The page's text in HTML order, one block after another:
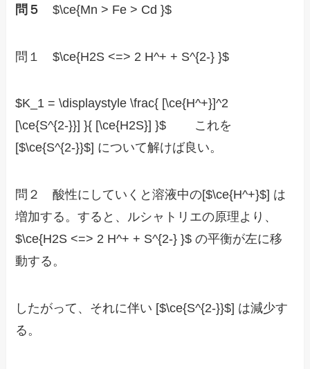
問５
$\ce{Mn > Fe > Cd }$
問１ $\ce{H2S <=> 2 H^+ + S^{2-} }$
$K_1 = \displaystyle \frac{ [\ce{H^+}]^2
[\ce{S^{2-}}] }{ [\ce{H2S}] }$ これを
[$\ce{S^{2-}}$] について解けば良い。
問２ 酸性にしていくと溶液中の[$\ce{H^+}$] は
増加する。すると、ルシャトリエの原理より、
$\ce{H2S <=> 2 H^+ + S^{2-} }$ の平衡が左に移
動する。
したがって、それに伴い [$\ce{S^{2-}}$] は減少す
る。